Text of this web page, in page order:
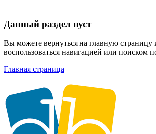
Данный раздел пуст
Вы можете вернуться на главную страницу
воспользоваться навигацией или поиском
Главная страница